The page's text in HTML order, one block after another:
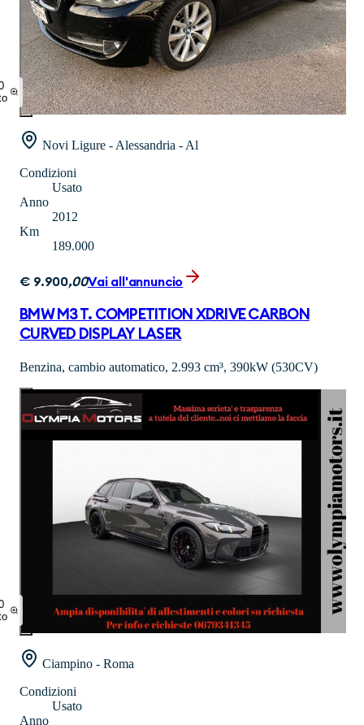
Novi Ligure - Alessandria - Al
Condizioni
Usato
Anno
2012
Km
189.000
€ 9.900,00Vai all'annuncio
BMW M3 T. COMPETITION XDRIVE CARBON
CURVED DISPLAY LASER
Benzina, cambio automatico, 2.993 cm³, 390kW (530CV)
Ciampino - Roma
Condizioni
Usato
Anno